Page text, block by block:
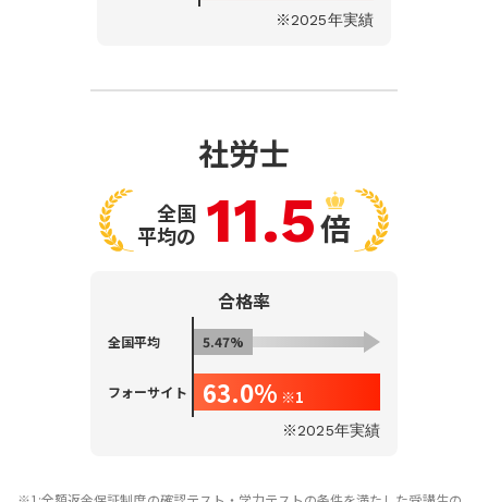
※2025年実績
社労士
全国
平均の 11.5倍
合格率
全国平均 5.47%
フォーサイト 63.0% ※1
※2025年実績